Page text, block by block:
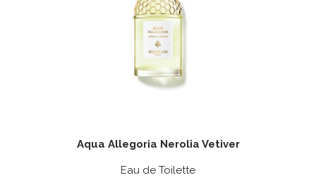
Aqua Allegoria Nerolia Vetiver
Eau de Toilette